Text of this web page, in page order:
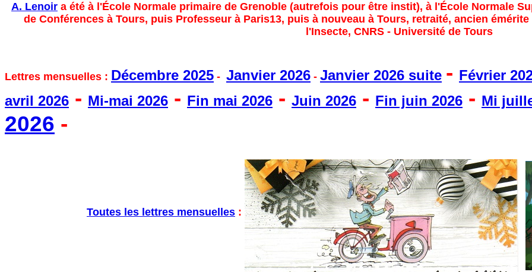
A. Lenoir a été à l'École Normale primaire de Grenoble (autrefois pour être instit), à l'École Normale
de Conférences à Tours, puis Professeur à Paris13, puis à nouveau à Tours, retraité, ancien
l'Insecte, CNRS - Université de Tours
Lettres mensuelles : Décembre 2025 - Janvier 2026 - Janvier 2026 suite - Février
avril 2026 - Mi-mai 2026 - Fin mai 2026 - Juin 2026 - Fin juin 2026 - Mi
2026 -
Toutes les lettres mensuelles :